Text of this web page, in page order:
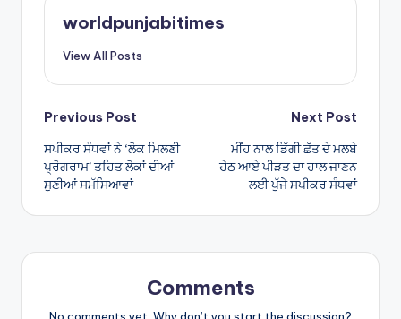
A
p
worldpunjabitimes
View All Posts
Post
navigation
Previous Post
ਸਪੀਕਰ ਸੰਧਵਾਂ ਨੇ ‘ਲੋਕ ਮਿਲਣੀ
ਪ੍ਰੋਗਰਾਮ’ ਤਹਿਤ ਲੋਕਾਂ ਦੀਆਂ
ਸੁਣੀਆਂ ਸਮੱਸਿਆਵਾਂ
Next Post
ਮੀਂਹ ਨਾਲ ਡਿੱਗੀ ਛੱਤ ਦੇ ਮਲਬੇ
ਹੇਠ ਆਏ ਪੀੜਤ ਦਾ ਹਾਲ ਜਾਣਨ
ਲਈ ਪੁੱਜੇ ਸਪੀਕਰ ਸੰਧਵਾਂ
Comments
No comments yet. Why don’t you start the discussion?